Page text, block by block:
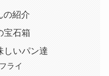
の紹介
宝石箱
しいパン達
ライ